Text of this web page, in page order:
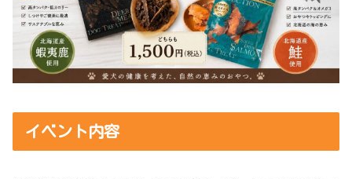
イベント内容